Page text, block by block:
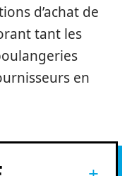
d’achat de
tant les
en